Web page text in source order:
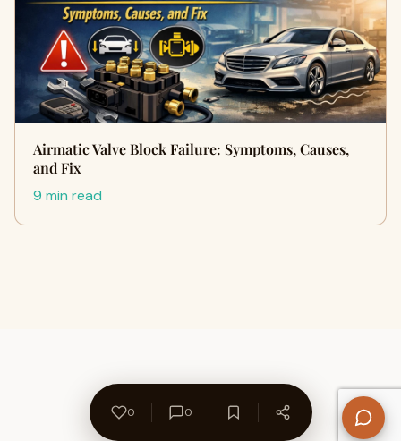
Airmatic Valve Block Failure: Symptoms, Causes,
and Fix
9 min read
0 0